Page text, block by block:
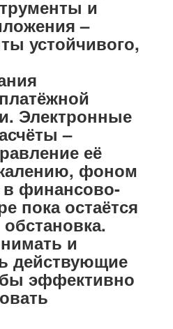
и
–
устойчивого,
Электронные
–
её
фоном
в финансово-
пока остаётся
и
действующие
эффективно